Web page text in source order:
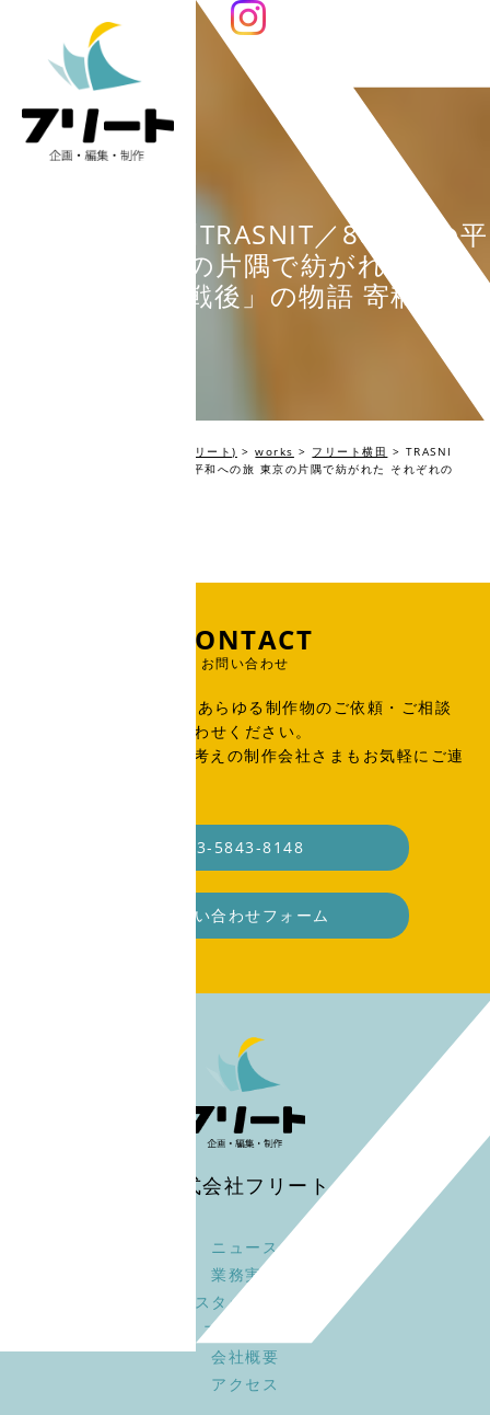
TRASNIT：月刊TRASNIT／80年目の平
和への旅 東京の片隅で紡がれた それ
ぞれの「戦後」の物語 寄稿
編集プロダクション Fleet(フリート) >works > フリート横田 > TRASNI
T：月刊TRASNIT／80年目の平和への旅 東京の片隅で紡がれた それぞれの
CONTACT
お問い合わせ
出版物、広告、WEB、あらゆる制作物のご依頼・ご相談
はこちらからお問い合わせください。
SOHO・業務委託をお考えの制作会社さまもお気軽にご連
03-5843-8148
お問い合わせフォーム
株式会社フリート
ニュース
業務実績
スタッフ募集
コンセプト
会社概要
アクセス